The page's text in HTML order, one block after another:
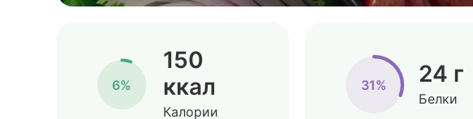
6%
150
ккал
Калории
31% 24 г
Белки